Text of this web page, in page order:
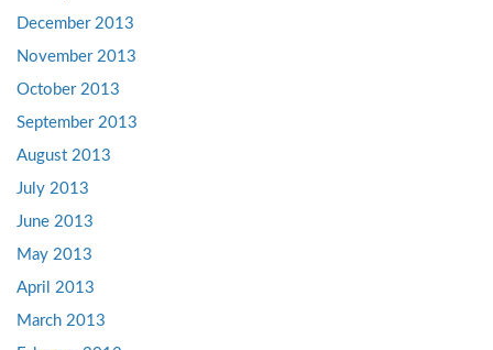
December 2013
November 2013
October 2013
September 2013
August 2013
July 2013
June 2013
May 2013
April 2013
March 2013